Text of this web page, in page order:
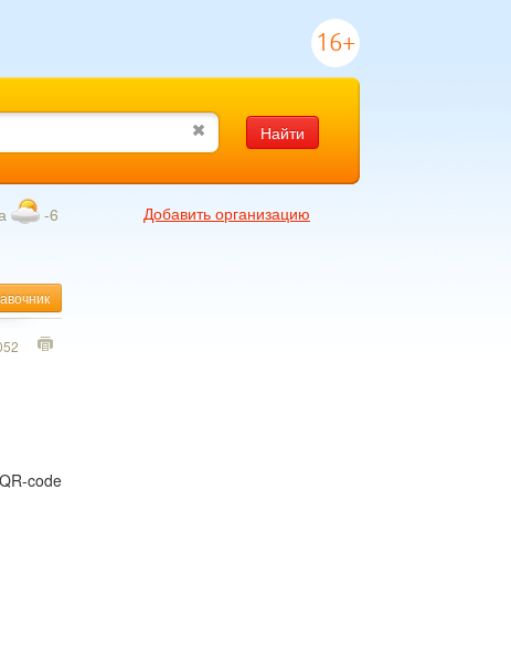
16+
Найти
-6
Добавить организацию